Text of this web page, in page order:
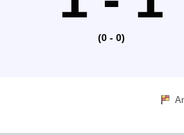
(0 - 0)